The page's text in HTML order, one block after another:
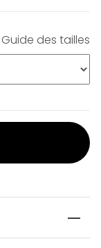
Guide des tailles